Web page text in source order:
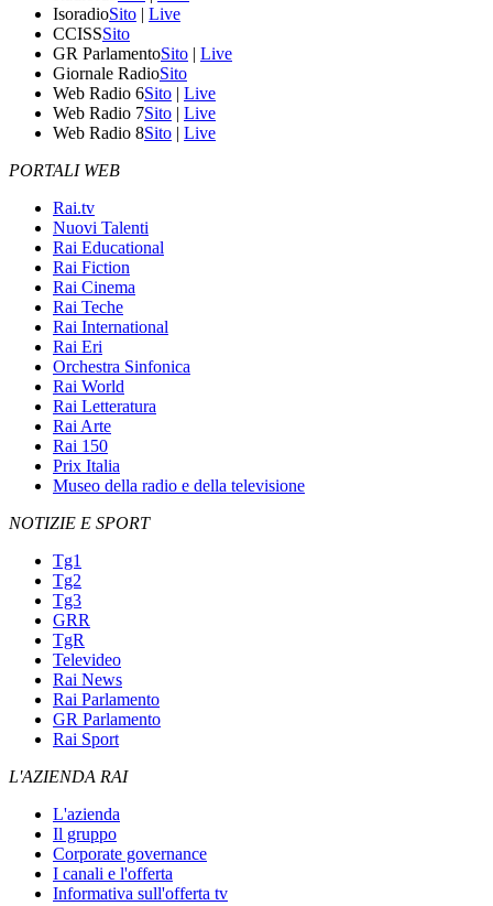
IsoradioSito | Live
CCISSSito
GR ParlamentoSito | Live
Giornale RadioSito
Web Radio 6Sito | Live
Web Radio 7Sito | Live
Web Radio 8Sito | Live
PORTALI WEB
Rai.tv
Nuovi Talenti
Rai Educational
Rai Fiction
Rai Cinema
Rai Teche
Rai International
Rai Eri
Orchestra Sinfonica
Rai World
Rai Letteratura
Rai Arte
Rai 150
Prix Italia
Museo della radio e della televisione
NOTIZIE E SPORT
Tg1
Tg2
Tg3
GRR
TgR
Televideo
Rai News
Rai Parlamento
GR Parlamento
Rai Sport
L'AZIENDA RAI
L'azienda
Il gruppo
Corporate governance
I canali e l'offerta
Informativa sull'offerta tv